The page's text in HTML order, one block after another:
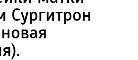
Сургитрон